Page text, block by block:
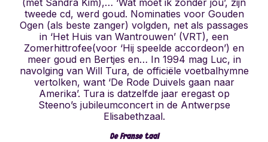
(met Sandra Kim),… ‘Wat moet ik zonder jou’, zijn
tweede cd, werd goud. Nominaties voor Gouden
Ogen (als beste zanger) volgden, net als passages
in ‘Het Huis van Wantrouwen’ (VRT), een
Zomerhittrofee(voor ‘Hij speelde accordeon’) en
meer goud en Bertjes en… In 1994 mag Luc, in
navolging van Will Tura, de officiële voetbalhymne
vertolken, want ‘De Rode Duivels gaan naar
Amerika’. Tura is datzelfde jaar eregast op
Steeno’s jubileumconcert in de Antwerpse
Elisabethzaal.
De Franse taal